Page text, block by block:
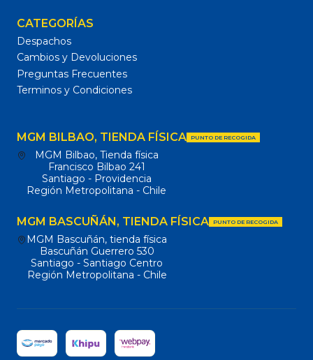
CATEGORÍAS
Despachos
Cambios y Devoluciones
Preguntas Frecuentes
Terminos y Condiciones
MGM BILBAO, TIENDA FÍSICA PUNTO DE RECOGIDA
MGM Bilbao, Tienda física
Francisco Bilbao 241
Santiago - Providencia
Región Metropolitana - Chile
MGM BASCUÑÁN, TIENDA FÍSICA PUNTO DE RECOGIDA
MGM Bascuñán, tienda física
Bascuñán Guerrero 530
Santiago - Santiago Centro
Región Metropolitana - Chile